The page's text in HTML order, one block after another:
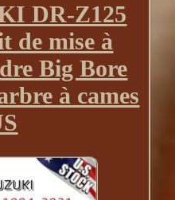
DR-Z125
de mise à
Big Bore
à cames